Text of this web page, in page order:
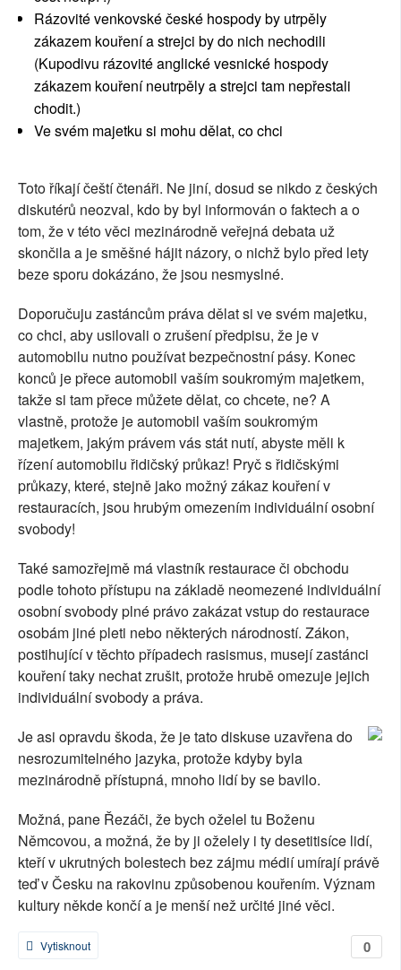
Rázovité venkovské české hospody by utrpěly
zákazem kouření a strejci by do nich nechodili
(Kupodivu rázovité anglické vesnické hospody
zákazem kouření neutrpěly a strejci tam nepřestali
chodit.)
Ve svém majetku si mohu dělat, co chci
Toto říkají čeští čtenáři. Ne jiní, dosud se nikdo z českých
diskutérů neozval, kdo by byl informován o faktech a o
tom, že v této věci mezinárodně veřejná debata už
skončila a je směšné hájit názory, o nichž bylo před lety
beze sporu dokázáno, že jsou nesmyslné.
Doporučuju zastáncům práva dělat si ve svém majetku,
co chci, aby usilovali o zrušení předpisu, že je v
automobilu nutno používat bezpečnostní pásy. Konec
konců je přece automobil vaším soukromým majetkem,
takže si tam přece můžete dělat, co chcete, ne? A
vlastně, protože je automobil vaším soukromým
majetkem, jakým právem vás stát nutí, abyste měli k
řízení automobilu řidičský průkaz! Pryč s řidičskými
průkazy, které, stejně jako možný zákaz kouření v
restauracích, jsou hrubým omezením individuální osobní
svobody!
Také samozřejmě má vlastník restaurace či obchodu
podle tohoto přístupu na základě neomezené individuální
osobní svobody plné právo zakázat vstup do restaurace
osobám jiné pleti nebo některých národností. Zákon,
postihující v těchto případech rasismus, musejí zastánci
kouření taky nechat zrušit, protože hrubě omezuje jejich
individuální svobody a práva.
Je asi opravdu škoda, že je tato diskuse uzavřena do
nesrozumitelného jazyka, protože kdyby byla
mezinárodně přístupná, mnoho lidí by se bavilo.
Možná, pane Řezáči, že bych oželel tu Boženu
Němcovou, a možná, že by ji oželely i ty desetitisíce lidí,
kteří v ukrutných bolestech bez zájmu médií umírají právě
teď v Česku na rakovinu způsobenou kouřením. Význam
kultury někde končí a je menší než určité jiné věci.
0
Vytisknout